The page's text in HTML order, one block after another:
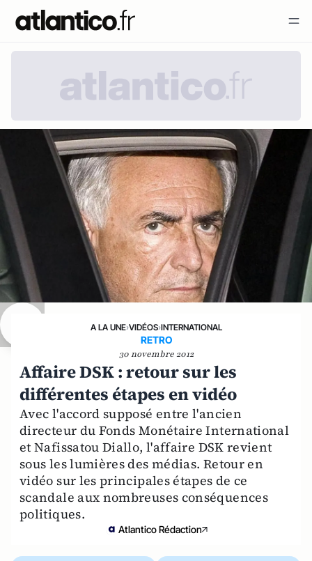
A LA UNE›VIDÉOS›INTERNATIONAL
RETRO
30 novembre 2012
Affaire DSK : retour sur les
différentes étapes en vidéo
Avec l'accord supposé entre l'ancien
directeur du Fonds Monétaire International
et Nafissatou Diallo, l'affaire DSK revient
sous les lumières des médias. Retour en
vidéo sur les principales étapes de ce
scandale aux nombreuses conséquences
politiques.
Atlantico Rédaction